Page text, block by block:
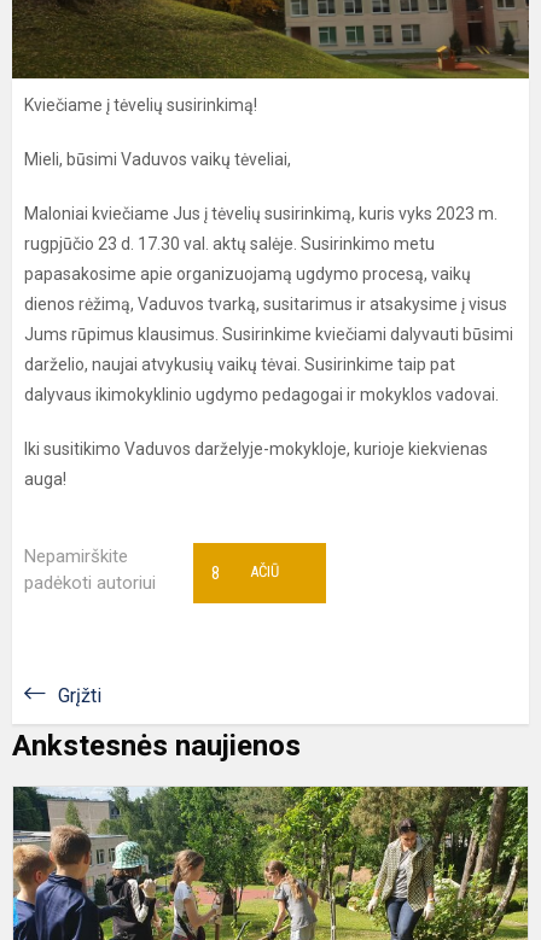
Kviečiame į tėvelių susirinkimą!
Mieli, būsimi Vaduvos vaikų tėveliai,
Maloniai kviečiame Jus į tėvelių susirinkimą, kuris vyks 2023 m.
rugpjūčio 23 d. 17.30 val. aktų salėje. Susirinkimo metu
papasakosime apie organizuojamą ugdymo procesą, vaikų
dienos rėžimą, Vaduvos tvarką, susitarimus ir atsakysime į visus
Jums rūpimus klausimus. Susirinkime kviečiami dalyvauti būsimi
darželio, naujai atvykusių vaikų tėvai. Susirinkime taip pat
dalyvaus ikimokyklinio ugdymo pedagogai ir mokyklos vadovai.
Iki susitikimo Vaduvos darželyje-mokykloje, kurioje kiekvienas
auga!
Nepamirškite
padėkoti autoriui
AČIŪ
8
Grįžti
Ankstesnės naujienos